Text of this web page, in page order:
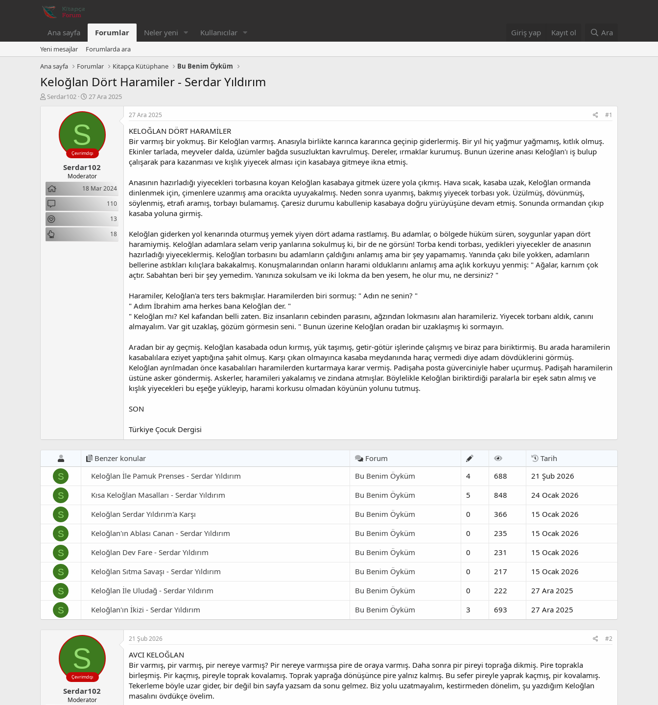
Ana sayfa Forumlar Neler yeni Kullanıcılar Giriş yap Kayıt ol Ara
Yeni mesajlar
Forumlarda ara
Ana sayfa
Forumlar Kitapça Kütüphane Bu Benim Öyküm
Keloğlan Dört Haramiler - Serdar Yıldırım
K
l
a
t
a
n
Serdar102
B
ş
a
n
g
ı
ç
t
a
r
h
27 Ara 2025
S
Çevrimdışı
Serdar102
Moderator
18 Mar 2024
110
13
18
27 Ara 2025 #1
KELOĞLAN DÖRT HARAMİLER
Bir varmış bir yokmuş. Bir Keloğlan varmış. Anasıyla birlikte karınca kararınca geçinip giderlermiş. Bir yıl hiç yağmur yağmamış, kıtlık olmuş.
Ekinler tarlada, meyveler dalda, üzümler bağda susuzluktan kavrulmuş. Dereler, ırmaklar kurumuş. Bunun üzerine anası Keloğlan'ı iş bulup
çalışarak para kazanması ve kışlık yiyecek alması için kasabaya gitmeye ikna etmiş.
Anasının hazırladığı yiyecekleri torbasına koyan Keloğlan kasabaya gitmek üzere yola çıkmış. Hava sıcak, kasaba uzak, Keloğlan ormanda
dinlenmek için, çimenlere uzanmış ama oracıkta uyuyakalmış. Neden sonra uyanmış, bakmış yiyecek torbası yok. Üzülmüş, dövünmüş,
söylenmiş, etrafı aramış, torbayı bulamamış. Çaresiz durumu kabullenip kasabaya doğru yürüyüşüne devam etmiş. Sonunda ormandan çıkıp
kasaba yoluna girmiş.
Keloğlan giderken yol kenarında oturmuş yemek yiyen dört adama rastlamış. Bu adamlar, o bölgede hüküm süren, soygunlar yapan dört
haramiymiş. Keloğlan adamlara selam verip yanlarına sokulmuş ki, bir de ne görsün! Torba kendi torbası, yedikleri yiyecekler de anasının
hazırladığı yiyeceklermiş. Keloğlan torbasını bu adamların çaldığını anlamış ama bir şey yapamamış. Yanında çakı bile yokken, adamların
bellerine astıkları kılıçlara bakakalmış. Konuşmalarından onların harami olduklarını anlamış ama açlık korkuyu yenmiş: " Ağalar, karnım çok
açtır. Sabahtan beri bir şey yemedim. Yanınıza sokulsam ve iki lokma da ben yesem, he olur mu, ne dersiniz? "
Haramiler, Keloğlan'a ters ters bakmışlar. Haramilerden biri sormuş: " Adın ne senin? "
" Adım İbrahim ama herkes bana Keloğlan der. "
" Keloğlan mı? Kel kafandan belli zaten. Biz insanların cebinden parasını, ağzından lokmasını alan haramileriz. Yiyecek torbanı aldık, canını
almayalım. Var git uzaklaş, gözüm görmesin seni. " Bunun üzerine Keloğlan oradan bir uzaklaşmış ki sormayın.
Aradan bir ay geçmiş. Keloğlan kasabada odun kırmış, yük taşımış, getir-götür işlerinde çalışmış ve biraz para biriktirmiş. Bu arada haramilerin
kasabalılara eziyet yaptığına şahit olmuş. Karşı çıkan olmayınca kasaba meydanında haraç vermedi diye adam dövdüklerini görmüş.
Keloğlan ayrılmadan önce kasabalıları haramilerden kurtarmaya karar vermiş. Padişaha posta güverciniyle haber uçurmuş. Padişah haramilerin
üstüne asker göndermiş. Askerler, haramileri yakalamış ve zindana atmışlar. Böylelikle Keloğlan biriktirdiği paralarla bir eşek satın almış ve
kışlık yiyecekleri bu eşeğe yükleyip, harami korkusu olmadan köyünün yolunu tutmuş.
SON
Türkiye Çocuk Dergisi
Benzer konular Forum Tarih
S Keloğlan İle Pamuk Prenses - Serdar Yıldırım Bu Benim Öyküm 4 688 21 Şub 2026
S Kısa Keloğlan Masalları - Serdar Yıldırım Bu Benim Öyküm 5 848 24 Ocak 2026
S Keloğlan Serdar Yıldırım'a Karşı Bu Benim Öyküm 0 366 15 Ocak 2026
S Keloğlan'ın Ablası Canan - Serdar Yıldırım Bu Benim Öyküm 0 235 15 Ocak 2026
S Keloğlan Dev Fare - Serdar Yıldırım Bu Benim Öyküm 0 231 15 Ocak 2026
S Keloğlan Sıtma Savaşı - Serdar Yıldırım Bu Benim Öyküm 0 217 15 Ocak 2026
S Keloğlan İle Uludağ - Serdar Yıldırım Bu Benim Öyküm 0 222 27 Ara 2025
S Keloğlan'ın İkizi - Serdar Yıldırım Bu Benim Öyküm 3 693 27 Ara 2025
S
Çevrimdışı
Serdar102
Moderator
21 Şub 2026 #2
AVCI KELOĞLAN
Bir varmış, pir varmış, pir nereye varmış? Pir nereye varmışsa pire de oraya varmış. Daha sonra pir pireyi toprağa dikmiş. Pire toprakla
birleşmiş. Pir kaçmış, pireyle toprak kovalamış. Toprak yaprağa dönüşünce pire yalnız kalmış. Bu sefer pireyle yaprak kaçmış, pir kovalamış.
Tekerleme böyle uzar gider, bir değil bin sayfa yazsam da sonu gelmez. Biz yolu uzatmayalım, kestirmeden dönelim, şu yazdığım Keloğlan
masalını övdükçe övelim.